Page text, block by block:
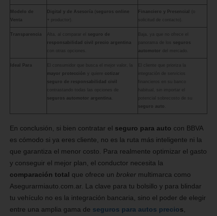
Modelo de
Venta
Digital y de Asesoría
seguros online
+ productor).
Financiero y Presencial
Transparencia
seguro de
responsabilidad civil precio argentina
seguros
automotor
Ideal Para
mayor protección
cotizar
seguro de responsabilidad civil
seguros automotor argentina
El cliente que prioriza la
seguro auto
En conclusión, si bien contratar el seguro para auto con BBVA
es cómodo si ya eres cliente, no es la ruta más inteligente ni la
que garantiza el menor costo. Para realmente optimizar el gasto
y conseguir el mejor plan, el conductor necesita la
comparación total que ofrece un broker multimarca como
Asegurarmiauto.com.ar. La clave para tu bolsillo y para blindar
tu vehículo no es la integración bancaria, sino el poder de elegir
entre una amplia gama de seguros para autos precios